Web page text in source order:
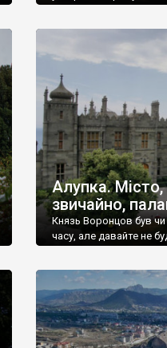
Алупка. Місто,
звичайно,
Князь Воронцов був
часу, але давайте не